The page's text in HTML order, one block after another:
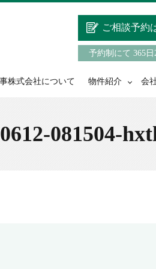
株式会社について 物件紹介 会
ご相談予約
予約制にて 365
081504-